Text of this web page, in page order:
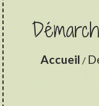
Accueil /